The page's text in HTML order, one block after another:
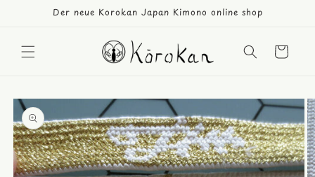
Der neue Korokan Japan Kimono online shop
Warenkorb